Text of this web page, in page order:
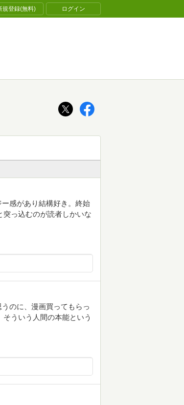
規登録(無料) ログイン
感があり結構好き。終始
突っ込むのが読者しかいな
のに、漫画買ってもらっ
ういう人間の本能という